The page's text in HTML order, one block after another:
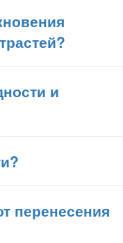
и
перенесения